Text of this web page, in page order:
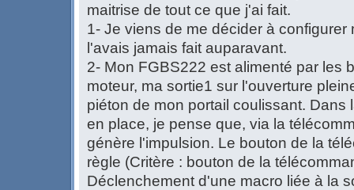
maitrise de tout ce que j'ai fait.
1- Je viens de me décider à configurer
l'avais jamais fait auparavant.
2- Mon FGBS222 est alimenté par les
moteur, ma sortie1 sur l'ouverture
piéton de mon portail coulissant. Dans
en place, je pense que, via la
génère l'impulsion. Le bouton de la
règle (Critère : bouton de la
Déclenchement d'une macro liée à la